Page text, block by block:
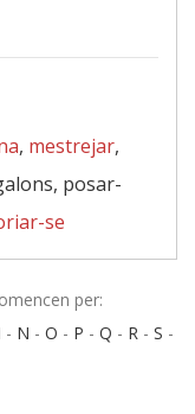
, mestrejar,
posar-
se
per:
- N - O - P - Q - R - S -